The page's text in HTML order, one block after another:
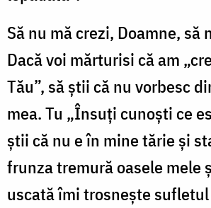
Să nu mă crezi, Doamne, să
Dacă voi mărturisi că am
Tău”, să știi că nu vorbesc
mea. Tu „Însuți cunoști ce
știi că nu e în mine tărie și
frunza tremură oasele mele
uscată îmi trosnește